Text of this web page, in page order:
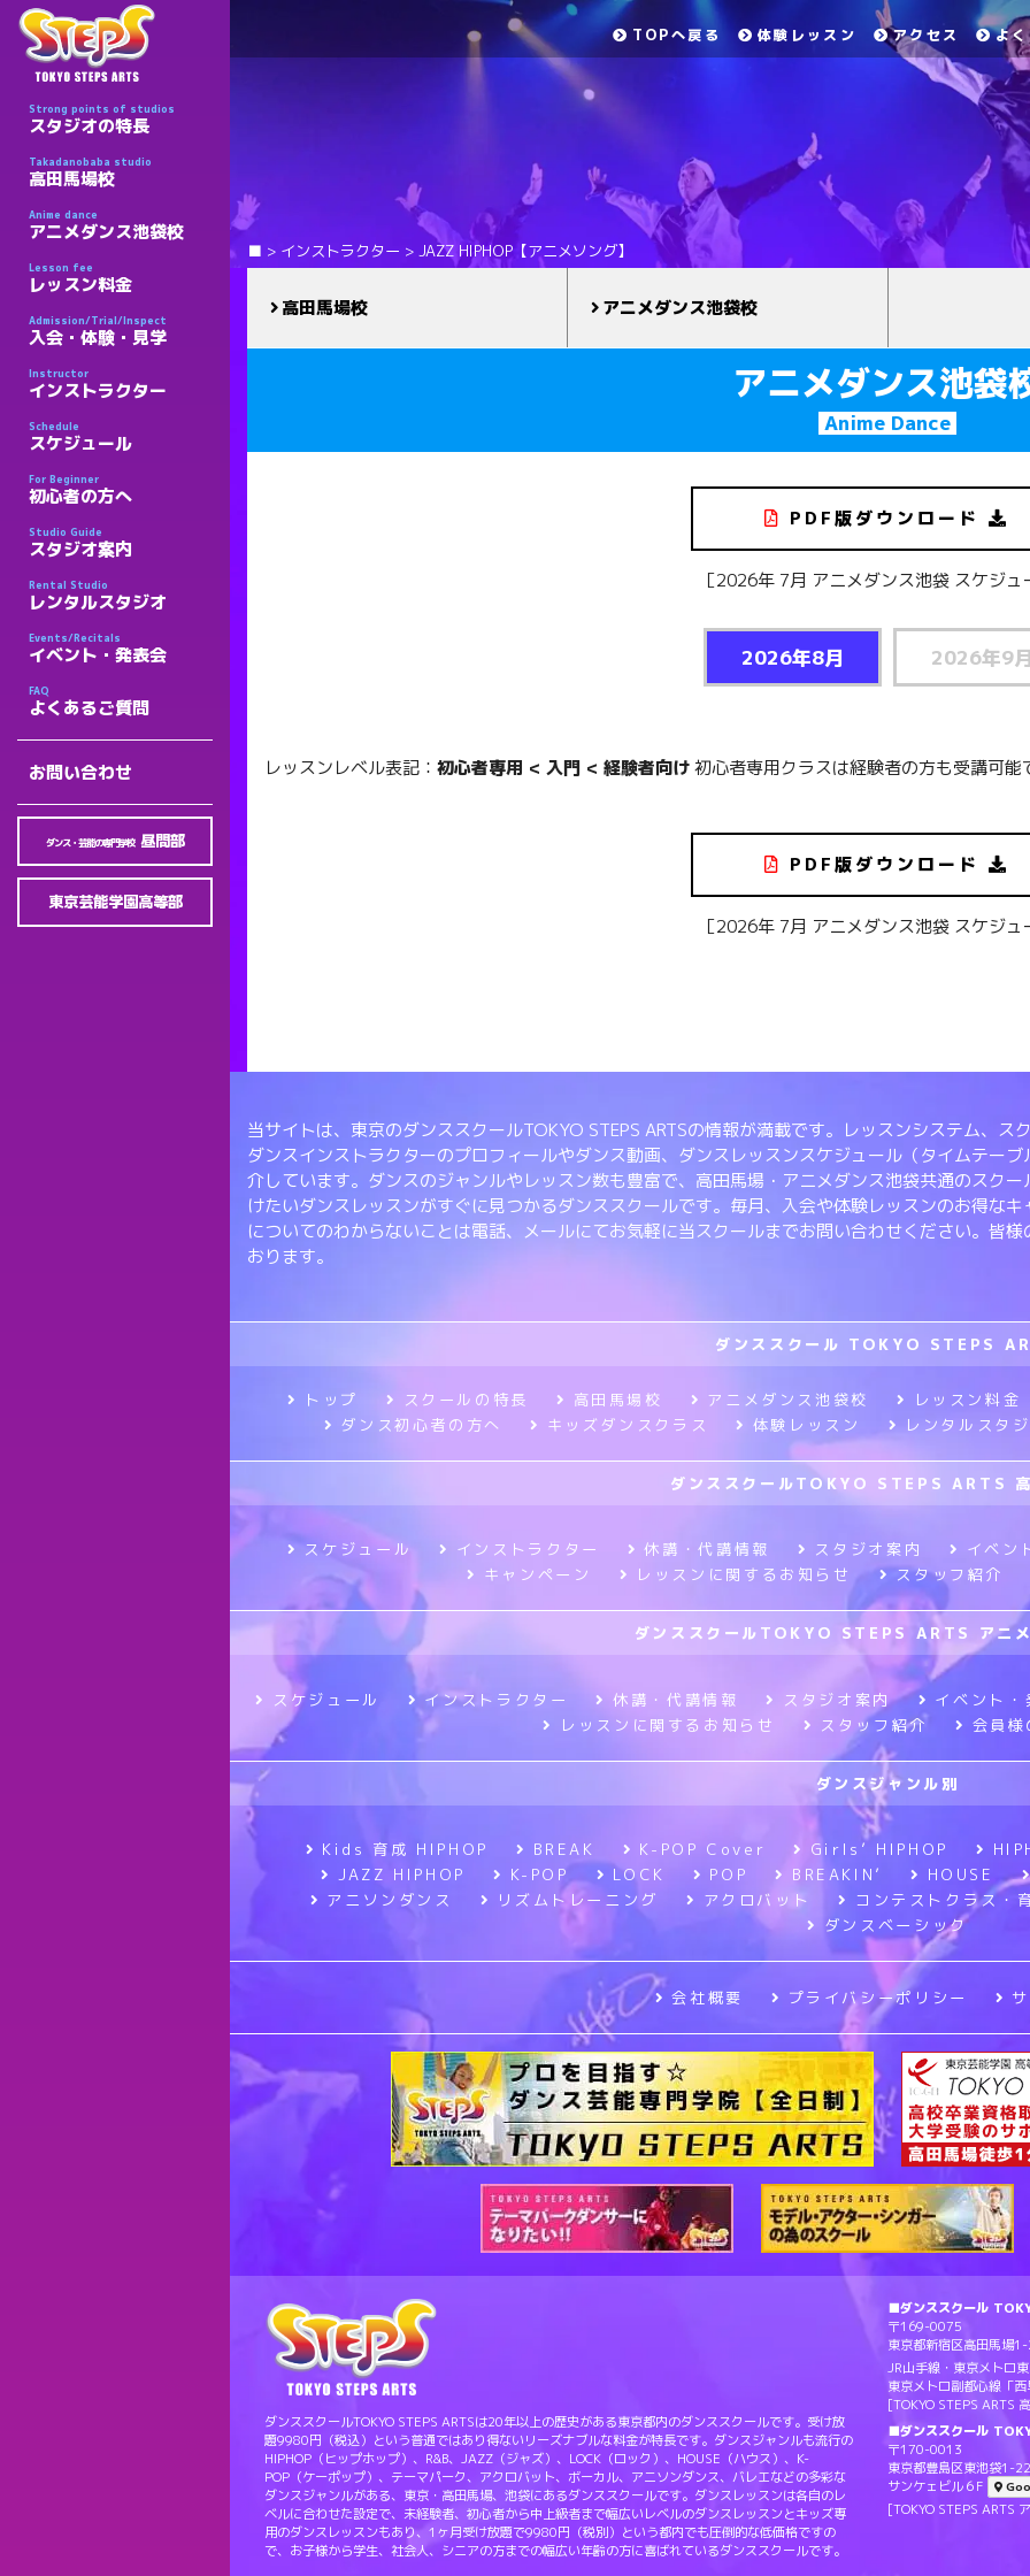
Strong points of studios
スタジオの特長
Takadanobaba studio
高田馬場校
Anime dance
アニメダンス池袋校
Lesson fee
レッスン料金
Admission/Trial/Inspect
入会・体験・見学
Instructor
インストラクター
Schedule
スケジュール
For Beginner
初心者の方へ
Studio Guide
スタジオ案内
Rental Studio
レンタルスタジオ
Events/Recitals
イベント・発表会
FAQ
よくあるご質問
お問い合わせ
ダンス・芸能の専門学校 昼間部
東京芸能学園高等部
TOPへ戻る 体験レッスン アクセス よ
■ > インストラクター > JAZZ HIPHOP【アニメソング】
高田馬場校 アニメダンス池袋校
アニメダンス池袋
Anime Dance
PDF版ダウンロード
［2026年 7月 アニメダンス池袋 スケジュ
2026年8月 2026年9月
レッスンレベル表記： 初心者専用 < 入門 < 経験者向け初心者専用クラスは経験者の方も受講可能
PDF版ダウンロード
［2026年 7月 アニメダンス池袋 スケジュ
当サイトは、東京のダンススクールTOKYO STEPS ARTSの情報が満載です。レッスンシステム、
ダンスインストラクターのプロフィールやダンス動画、ダンスレッスンスケジュール（タイムテー
介しています。ダンスのジャンルやレッスン数も豊富で、高田馬場・アニメダンス池袋共通のスク
けたいダンスレッスンがすぐに見つかるダンススクールです。毎月、入会や体験レッスンのお得な
についてのわからないことは電話、メールにてお気軽に当スクールまでお問い合わせください。皆
おります。
ダンススクール TOKYO STEPS
トップ スクールの特長 高田馬場校 アニメダンス池袋校 レッスン料金
ダンス初心者の方へ
キッズダンスクラス 体験レッスン レンタルスタ
ダンススクールTOKYO STEPS ARTS 高
スケジュール インストラクター 休講・代講情報 スタジオ案内 イベン
キャンペーン
レッスンに関するお知らせ スタッフ紹介
ダンススクールTOKYO STEPS ARTS アニメ
スケジュール インストラクター 休講・代講情報 スタジオ案内 イベント・
レッスンに関するお知らせ
スタッフ紹介 会員様
ダンスジャンル別
Kids 育成 HIPHOP BREAK K-POP Cover Girls’ HIPHOP
JAZZ HIPHOP
K-POP LOCK POP BREAKIN’ HOUSE
アニソンダンス
リズムトレーニング アクロバット コンテストクラス・
ダンスベーシック
会社概要 プライバシーポリシー
ダンススクールTOKYO STEPS ARTSは20年以上の歴史がある東京都内のダンススクールです。受け放
題9980円（税込）という普通ではあり得ないリーズナブルな料金が特長です。ダンスジャンルも流行の
HIPHOP（ヒップホップ）、R&B、JAZZ（ジャズ）、LOCK（ロック）、HOUSE（ハウス）、K-
POP（ケーポップ）、テーマパーク、アクロバット、ボーカル、アニソンダンス、バレエなどの多彩な
ダンスジャンルがある、東京・高田馬場、池袋にあるダンススクールです。ダンスレッスンは各自のレ
ベルに合わせた設定で、未経験者、初心者から中上級者まで幅広いレベルのダンスレッスンとキッズ専
用のダンスレッスンもあり、1ヶ月受け放題で9980円（税別）という都内でも圧倒的な低価格ですの
で、お子様から学生、社会人、シニアの方までの幅広い年齢の方に喜ばれているダンススクールです。
■ダンススクール
〒169-0075
東京都新宿区高田馬場
JR山手線・東京メトロ
東京メトロ副都心線「
[TOKYO STEPS ARTS
■ダンススクール
〒170-0013
東京都豊島区東池袋1-
サンケェビル６F
[TOKYO STEPS ARTS